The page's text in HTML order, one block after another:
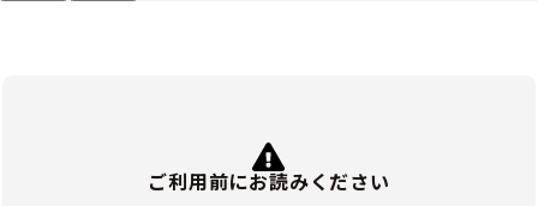
ご利用前にお読みください